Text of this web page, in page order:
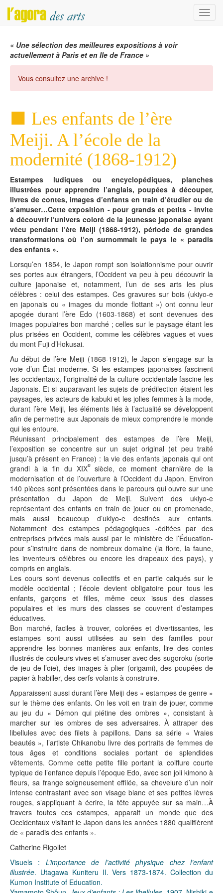
Menu
« Une sélection des meilleures expositions à voir
actuellement à Paris et en Ile de France »
Vous consultez une archive !
Les enfants de l’ère
Meiji. A l’école de la
modernité (1868-1912)
Estampes ludiques ou encyclopédiques, planches
illustrées pour apprendre l’anglais, poupées à découper,
livres de contes, images d’enfants en train d’étudier ou de
s’amuser…Cette exposition - pour grands et petits - invite
à découvrir l’univers coloré de la jeunesse japonaise ayant
vécu pendant l’ère Meiji (1868-1912), période de grandes
transformations où l’on surnommait le pays le « paradis
des enfants ».
Lorsqu’en 1854, le Japon rompt son isolationnisme pour ouvrir
ses portes aux étrangers, l’Occident va peu à peu découvrir la
culture japonaise et, notamment, l’un de ses arts les plus
célèbres : celui des estampes. Ces gravures sur bois (ukiyo-e
en japonais ou « images du monde flottant ») ont connu leur
apogée durant l’ère Edo (1603-1868) et sont devenues des
images populaires bon marché ; celles sur le paysage étant les
plus prisées en Occident, comme les célèbres vagues et vues
du mont Fuji d’Hokusai.
Au début de l’ère Meiji (1868-1912), le Japon s’engage sur la
voie d’un État moderne. Si les estampes japonaises fascinent
les occidentaux, l’originalité de la culture occidentale fascine les
Japonais. Et si auparavant les sujets de prédilection étaient les
paysages, les acteurs de kabuki et les jolies femmes à la mode,
durant l’ère Meiji, les éléments liés à l’actualité se développent
afin de permettre aux Japonais de mieux comprendre le monde
qui les entoure.
Réunissant principalement des estampes de l’ère Meiji,
l’exposition se concentre sur un sujet original (et peu traité
jusqu’à présent en France) : la vie des enfants japonais qui ont
grandi à la fin du XIXesiècle, ce moment charnière de la
modernisation et de l’ouverture à l’Occident du Japon. Environ
140 pièces sont présentées dans le parcours qui ouvre sur une
présentation du Japon de Meiji. Suivent des ukiyo-e
représentant des enfants en train de jouer ou en promenade,
mais aussi beaucoup d’ukiyo-e destinés aux enfants.
Notamment des estampes pédagogiques -éditées par des
entreprises privées mais aussi par le ministère de l’Éducation-
pour s’instruire dans de nombreux domaine (la flore, la faune,
les inventeurs célèbres ou encore les drapeaux des pays), y
compris en anglais.
Les cours sont devenus collectifs et en partie calqués sur le
modèle occidental ; l’école devient obligatoire pour tous les
enfants, garçons et filles, même ceux issus des classes
populaires et les murs des classes se couvrent d’estampes
éducatives.
Bon marché, faciles à trouver, colorées et divertissantes, les
estampes sont aussi utilisées au sein des familles pour
apprendre les bonnes manières aux enfants, lire des contes
illustrés de couleurs vives et s’amuser avec des sugoroku (sorte
de jeu de l’oie), des images à plier (origami), des poupées de
papier à habiller, des cerfs-volants à construire.
Apparaissent aussi durant l’ère Meiji des « estampes de genre »
sur le thème des enfants. On les voit en train de jouer, comme
au jeu du « Démon qui piétine des ombres », consistant à
marcher sur les ombres de ses adversaires. À attraper des
libellules avec des filets à papillons. Dans sa série « Vraies
beautés », l’artiste Chikanobu livre des portraits de femmes de
tous âges et conditions sociales portant de splendides
vêtements. Comme cette petite fille portant la coiffure courte
typique de l’enfance depuis l’époque Edo, avec son joli kimono à
fleurs, sa frange soigneusement effilée, sa chevelure d’un noir
intense contrastant avec son visage blanc et ses petites lèvres
rouges, s’appliquant à écrire, la tête appuyée sur sa main…À
travers toutes ces estampes, apparait un monde que des
Occidentaux visitant le Japon dans les années 1880 qualifièrent
de « paradis des enfants ».
Catherine Rigollet
Visuels : L’importance de l’activité physique chez l’enfant
illustrée. Utagawa Kuniteru II. Vers 1873-1874. Collection du
Kumon Institute of Education.